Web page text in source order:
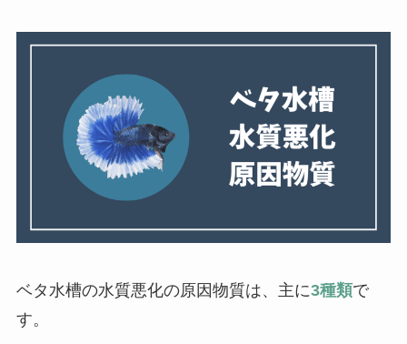
ベタ水槽の水質悪化の原因物質は、主に3種類で
す。